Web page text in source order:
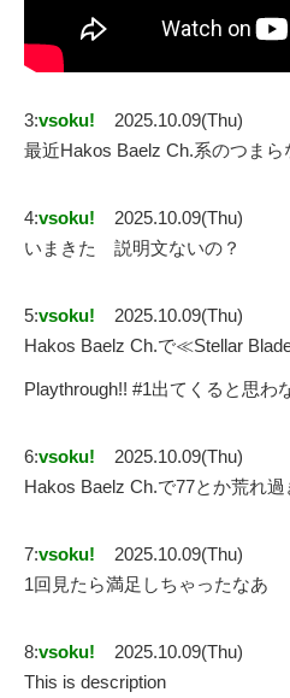
3:vsoku!
2025.10.09(Thu)
最近Hakos Baelz Ch.系のつま
4:vsoku!
2025.10.09(Thu)
いまきた 説明文ないの？
5:vsoku!
2025.10.09(Thu)
Hakos Baelz Ch.で≪Stellar
Playthrough!! #1出てくると思わ
6:vsoku!
2025.10.09(Thu)
Hakos Baelz Ch.で77とか荒れ過
7:vsoku!
2025.10.09(Thu)
1回見たら満足しちゃったなあ
8:vsoku!
2025.10.09(Thu)
This is description